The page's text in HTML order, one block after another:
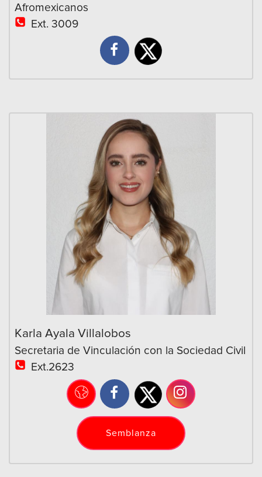
Afromexicanos
Ext. 3009
Karla Ayala Villalobos
Secretaria de Vinculación con la Sociedad Civil
Ext.2623
Semblanza